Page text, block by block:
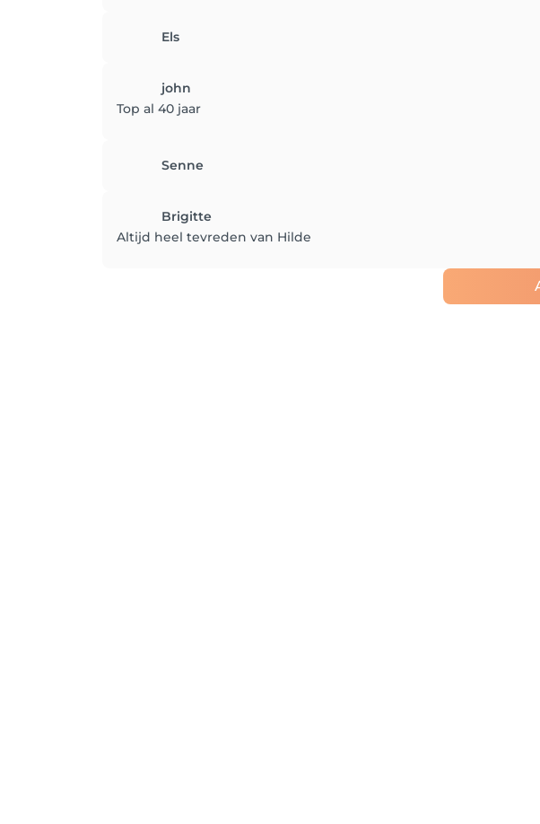
Els
john
Top al 40 jaar
Senne
Brigitte
Altijd heel tevreden van Hilde